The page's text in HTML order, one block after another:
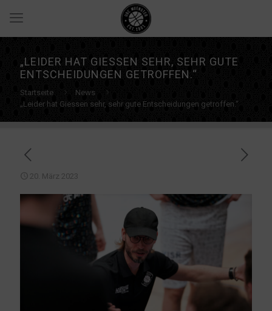
„LEIDER HAT GIESSEN SEHR, SEHR GUTE
ENTSCHEIDUNGEN GETROFFEN.“
Startseite
News
„Leider hat Giessen sehr, sehr gute Entscheidungen getroffen.“
20. März 2023